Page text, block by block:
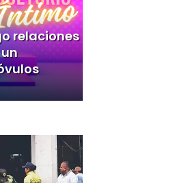
relaciones